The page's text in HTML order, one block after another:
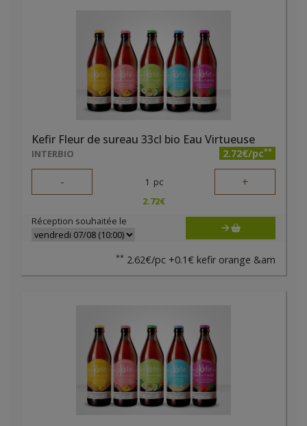
Kefir Fleur de sureau 33cl bio Eau Virtueuse
INTERBIO 2.72€/pc**
- 1 pc +
2.72€
Réception souhaitée le
** 2.62€/pc +0.1€ kefir orange &am